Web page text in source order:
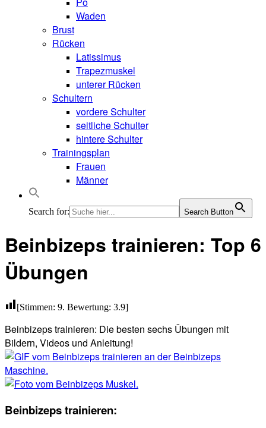
Waden
Brust
Rücken
Latissimus
Trapezmuskel
unterer Rücken
Schultern
vordere Schulter
seitliche Schulter
hintere Schulter
Trainingsplan
Frauen
Männer
Search for: Search Button
Beinbizeps trainieren: Top 6
Übungen
[Stimmen: 9. Bewertung: 3.9]
Beinbizeps trainieren: Die besten sechs Übungen mit
Bildern, Videos und Anleitung!
Beinbizeps trainieren: